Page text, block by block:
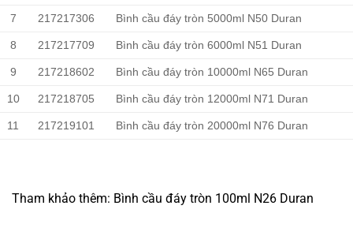
7 217217306 Bình cầu đáy tròn 5000ml N50 Duran
8 217217709 Bình cầu đáy tròn 6000ml N51 Duran
9 217218602 Bình cầu đáy tròn 10000ml N65 Duran
10 217218705 Bình cầu đáy tròn 12000ml N71 Duran
11 217219101 Bình cầu đáy tròn 20000ml N76 Duran
Tham khảo thêm: Bình cầu đáy tròn 100ml N26 Duran